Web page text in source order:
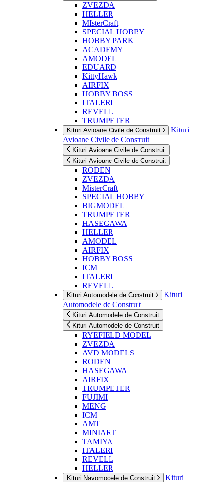
ZVEZDA
HELLER
MIsterCraft
SPECIAL HOBBY
HOBBY PARK
ACADEMY
AMODEL
EDUARD
KittyHawk
AIRFIX
HOBBY BOSS
ITALERI
REVELL
TRUMPETER
Kituri Avioane Civile de Construit
Kituri
Avioane Civile de Construit
Kituri Avioane Civile de Construit
Kituri Avioane Civile de Construit
RODEN
ZVEZDA
MisterCraft
SPECIAL HOBBY
BIGMODEL
TRUMPETER
HASEGAWA
HELLER
AMODEL
AIRFIX
HOBBY BOSS
ICM
ITALERI
REVELL
Kituri Automodele de Construit
Kituri
Automodele de Construit
Kituri Automodele de Construit
Kituri Automodele de Construit
RYEFIELD MODEL
ZVEZDA
AVD MODELS
RODEN
HASEGAWA
AIRFIX
TRUMPETER
FUJIMI
MENG
ICM
AMT
MINIART
TAMIYA
ITALERI
REVELL
HELLER
Kituri Navomodele de Construit
Kituri